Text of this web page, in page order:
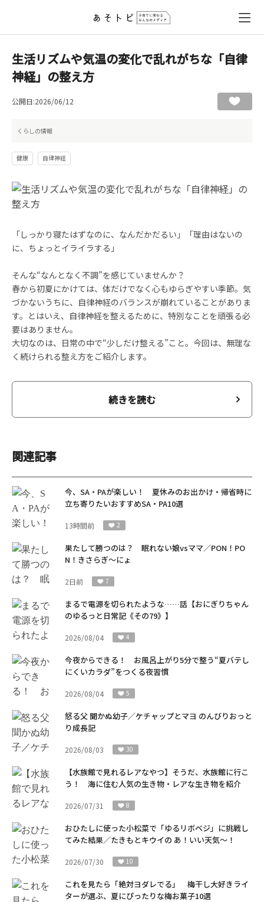
生活リズムや気温の変化で乱れがちな「自律
神経」の整え方
公開日:2026/06/12
くらしの情報
健康 自律神経
「しっかり寝たはずなのに、なんだかだるい」「理由はないの
に、ちょっとイライラする」
そんな“なんとなく不調”を感じていませんか？
春から初夏にかけては、体だけでなく心もゆらぎやすい季節。気
づかないうちに、自律神経のバランスが崩れていることがありま
す。とはいえ、自律神経を整えるために、特別なことを頑張る必
要はありません。
大切なのは、日常の中で“少しだけ整える”こと。今回は、無理な
く続けられる整え方をご紹介します。
続きを読む
関連記事
今、SA・PAが楽しい！ 夏休みのお出かけ・帰省時に
立ち寄りたいおすすめSA・PA10選
13時間前 2
果たして勝つのは？ 眠れない娘vsママ／PON！PO
N！きさらぎ～にょ
2日前 7
まるで電源を切られたような……話【おにぎりちゃん
のゆるっと日常記《その79》】
2026/08/04 4
今夜からできる！ お風呂上がり5分で整う“夏バテし
にくいカラダ”をつくる夜習慣
2026/08/04 5
怒る父 聞かぬ幼子／ケチャップとマヨ のんびりおっと
り成長記
2026/08/03 30
【水族館で見れるレアなやつ】そうだ、水族館に行こ
う！ 海に住む人気の生き物・レアな生き物を紹介
2026/07/31 8
おひたしに使った小松菜で「ゆるリボベジ」に挑戦し
てみた結果／たきもとキウイの あ！いい天気～！
2026/07/30 10
これを見たら「絶対ヨダレでる」 梅干し大好きライ
ターが選ぶ、夏にぴったりな梅お菓子10選